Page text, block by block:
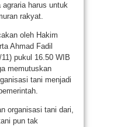
harus untuk
rakyat.
oleh Hakim
Ahmad Fadil
pukul 16.50 WIB
memutuskan
tani menjadi
organisasi tani dari,
pun tak